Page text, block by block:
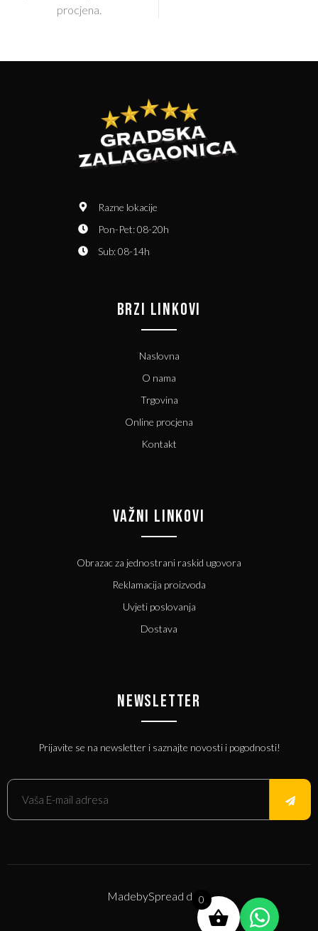
procjena.
Razne lokacije
Pon-Pet: 08-20h
Sub: 08-14h
BRZI LINKOVI
Naslovna
O nama
Trgovina
Online procjena
Kontakt
VAŽNI LINKOVI
Obrazac za jednostrani raskid ugovora
Reklamacija proizvoda
Uvjeti poslovanja
Dostava
NEWSLETTER
Prijavite se na newsletter i saznajte novosti i pogodnosti!
MadebySpread d.o.o.
0